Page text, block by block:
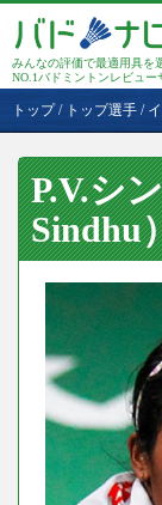
みんなの評価で最適用具を
NO.1バドミントンレビュー
トップ/ トップ選手 /
P.V.シ
Sindhu